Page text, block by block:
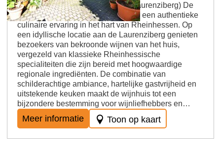
Wijnhuis Lich – Gau-Algesheim (Laurenziberg) De
wijnhuis Lich nodigt gasten uit voor een authentieke
culinaire ervaring in het hart van Rheinhessen. Op
een idyllische locatie aan de Laurenziberg genieten
bezoekers van bekroonde wijnen van het huis,
vergezeld van klassieke Rheinhessische
specialiteiten die zijn bereid met hoogwaardige
regionale ingrediënten. De combinatie van
schilderachtige ambiance, hartelijke gastvrijheid en
uitstekende keuken maakt de wijnhuis tot een
bijzondere bestemming voor wijnliefhebbers en…
Meer informatie Toon op kaart